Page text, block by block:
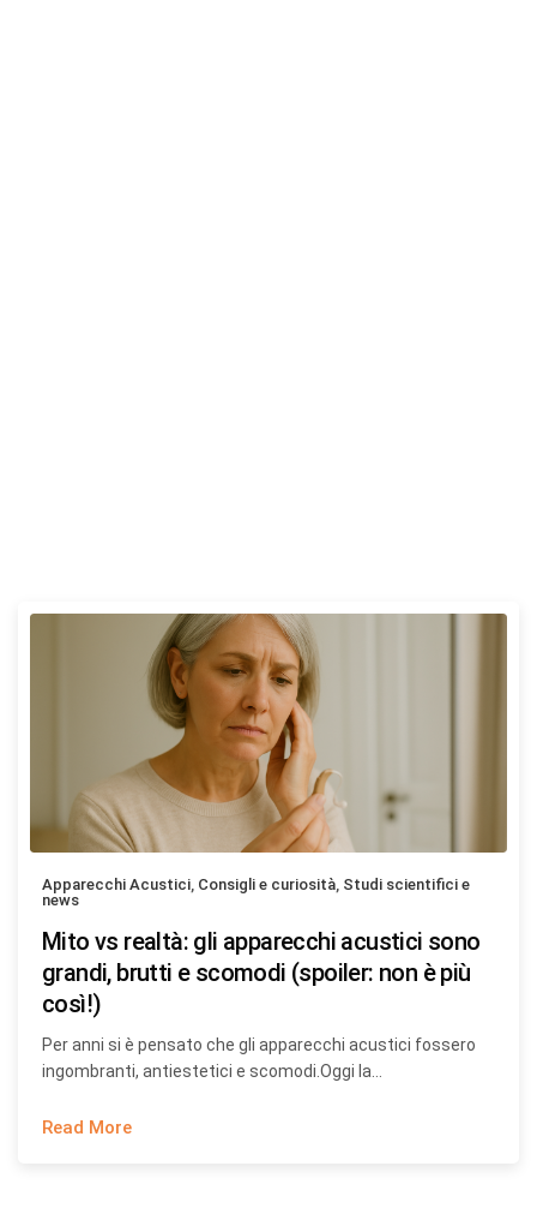
Apparecchi Acustici, Consigli e curiosità, Studi scientifici e
news
Mito vs realtà: gli apparecchi acustici sono
grandi, brutti e scomodi (spoiler: non è più
così!)
Per anni si è pensato che gli apparecchi acustici fossero
ingombranti, antiestetici e scomodi.Oggi la…
Read More